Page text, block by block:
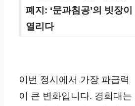
폐지: ‘문과침공’의 빗장이
열리다
이번 정시에서 가장 파급력
이 큰 변화입니다. 경희대는